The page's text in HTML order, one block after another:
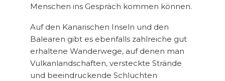
Menschen ins Gespräch kommen können.
Auf den Kanarischen Inseln und den
Balearen gibt es ebenfalls zahlreiche gut
erhaltene Wanderwege, auf denen man
Vulkanlandschaften, versteckte Strände
und beeindruckende Schluchten